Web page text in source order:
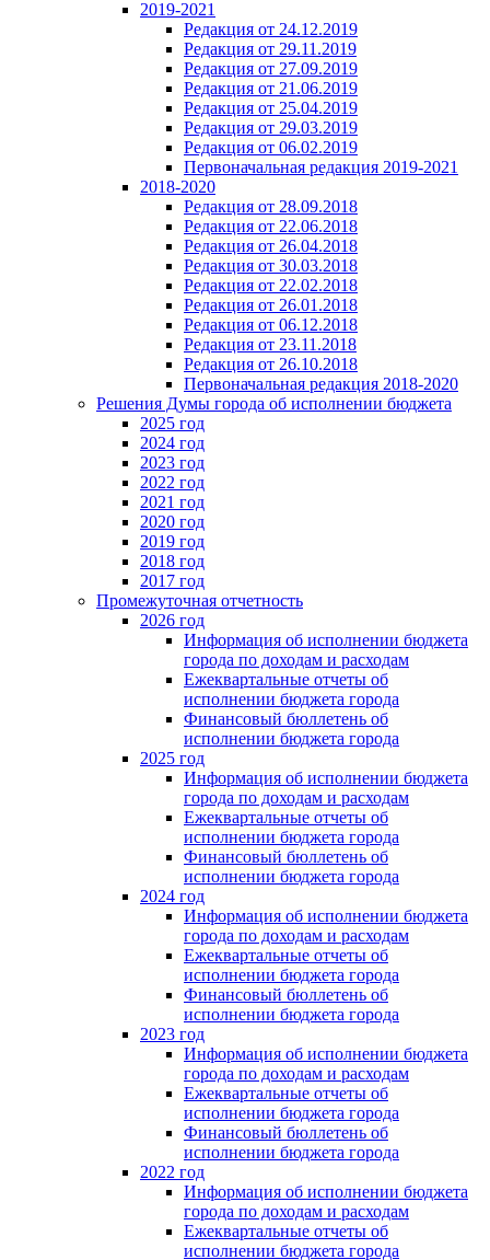
2019-2021
Редакция от 24.12.2019
Редакция от 29.11.2019
Редакция от 27.09.2019
Редакция от 21.06.2019
Редакция от 25.04.2019
Редакция от 29.03.2019
Редакция от 06.02.2019
Первоначальная редакция 2019-2021
2018-2020
Редакция от 28.09.2018
Редакция от 22.06.2018
Редакция от 26.04.2018
Редакция от 30.03.2018
Редакция от 22.02.2018
Редакция от 26.01.2018
Редакция от 06.12.2018
Редакция от 23.11.2018
Редакция от 26.10.2018
Первоначальная редакция 2018-2020
Решения Думы города об исполнении бюджета
2025 год
2024 год
2023 год
2022 год
2021 год
2020 год
2019 год
2018 год
2017 год
Промежуточная отчетность
2026 год
Информация об исполнении бюджета
города по доходам и расходам
Ежеквартальные отчеты об
исполнении бюджета города
Финансовый бюллетень об
исполнении бюджета города
2025 год
Информация об исполнении бюджета
города по доходам и расходам
Ежеквартальные отчеты об
исполнении бюджета города
Финансовый бюллетень об
исполнении бюджета города
2024 год
Информация об исполнении бюджета
города по доходам и расходам
Ежеквартальные отчеты об
исполнении бюджета города
Финансовый бюллетень об
исполнении бюджета города
2023 год
Информация об исполнении бюджета
города по доходам и расходам
Ежеквартальные отчеты об
исполнении бюджета города
Финансовый бюллетень об
исполнении бюджета города
2022 год
Информация об исполнении бюджета
города по доходам и расходам
Ежеквартальные отчеты об
исполнении бюджета города